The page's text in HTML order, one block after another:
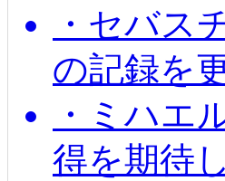
・セバス
の記録を
・ミハエ
得を期待